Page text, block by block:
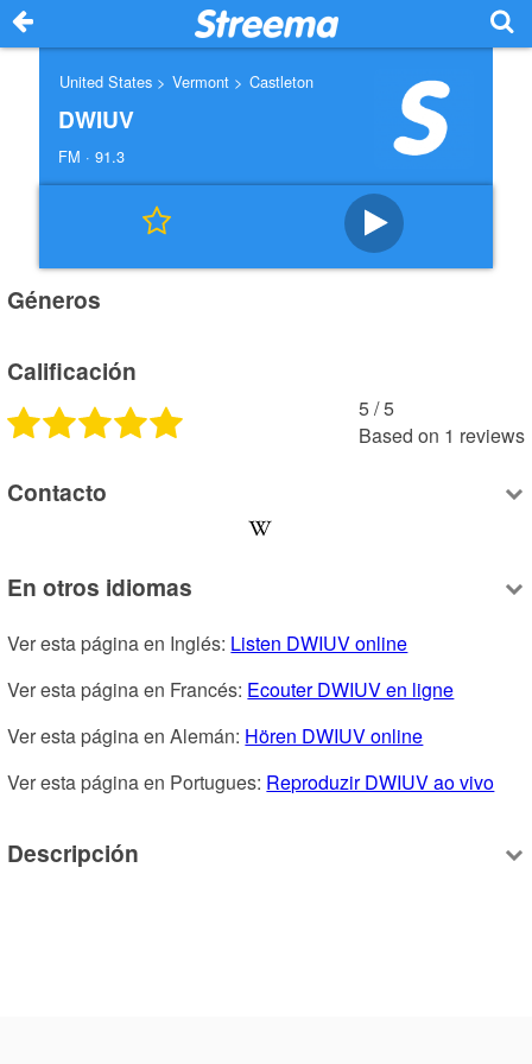
United States > Vermont > Castleton
DWIUV
FM · 91.3
Géneros
Calificación
5 / 5
Based on 1 reviews
Contacto
En otros idiomas
Ver esta página en Inglés: Listen DWIUV online
Ver esta página en Francés: Ecouter DWIUV en ligne
Ver esta página en Alemán: Hören DWIUV online
Ver esta página en Portugues: Reproduzir DWIUV ao vivo
Descripción